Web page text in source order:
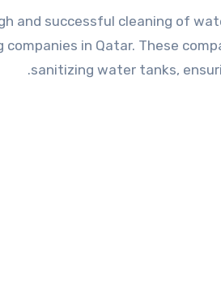
and successful cleaning of
in Qatar. These
sanitizing water tanks,